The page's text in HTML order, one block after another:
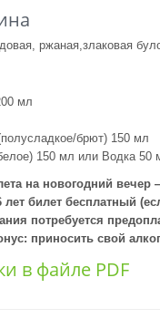
ржаная,злаковая
мл
брют) 150 мл
150 мл или Водка 50
на новогодний вечер
билет бесплатный
потребуется
приносить свой
в файле PDF